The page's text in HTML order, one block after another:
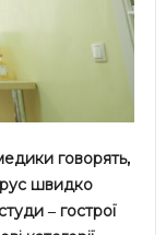
говорять,
швидко
‒ гострої